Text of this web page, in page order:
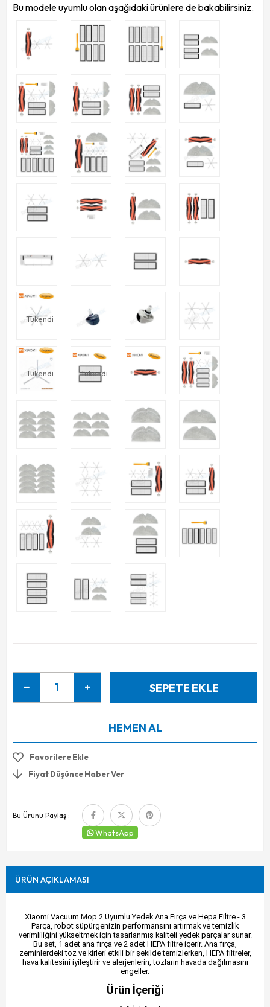
Bu modele uyumlu olan aşağıdaki ürünlere de bakabilirsiniz.
Tükendi
Tükendi Tükendi
Favorilere Ekle
Fiyat Düşünce Haber Ver
Bu Ürünü Paylaş :
WhatsApp
ÜRÜN AÇIKLAMASI
Xiaomi Vacuum Mop 2 Uyumlu Yedek Ana Fırça ve Hepa Filtre - 3
Parça, robot süpürgenizin performansını artırmak ve temizlik
verimliliğini yükseltmek için tasarlanmış kaliteli yedek parçalar sunar.
Bu set, 1 adet ana fırça ve 2 adet HEPA filtre içerir. Ana fırça,
zeminlerdeki toz ve kirleri etkili bir şekilde temizlerken, HEPA filtreler,
hava kalitesini iyileştirir ve alerjenlerin, tozların havada dağılmasını
engeller.
Ürün İçeriği